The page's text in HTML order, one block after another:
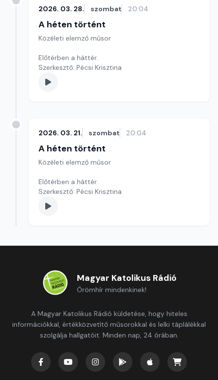
2026. 03. 28. szombat 20:04
A héten történt
Közéleti elemző műsor
Előtérben a háttér.
Szerkesztő: Pécsi Krisztina
2026. 03. 21. szombat 20:04
A héten történt
Közéleti elemző műsor
Előtérben a háttér.
Szerkesztő: Pécsi Krisztina
Magyar Katolikus Rádió
Örömhír mindenkinek!
A Magyar Katolikus Rádió küldetése, hogy hiteles
információkkal, értékközvetítő műsorokkal és lelki táplálékkal
szolgálja hallgatóit. Minden nap, 24 órában.